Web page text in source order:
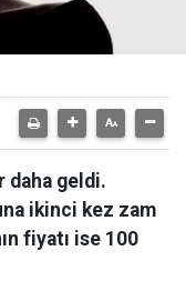
daha geldi.
ikinci kez zam
fiyatı ise 100